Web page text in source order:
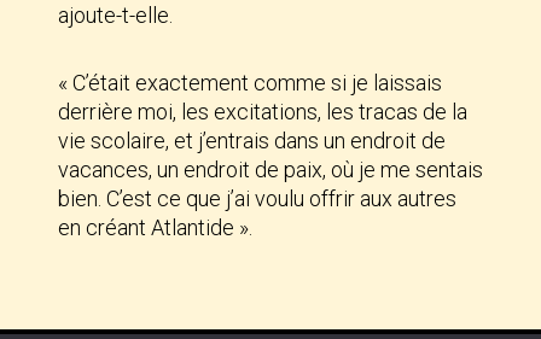
ajoute-t-elle.
« C’était exactement comme si je laissais
derrière moi, les excitations, les tracas de la
vie scolaire, et j’entrais dans un endroit de
vacances, un endroit de paix, où je me sentais
bien. C’est ce que j’ai voulu offrir aux autres
en créant Atlantide ».